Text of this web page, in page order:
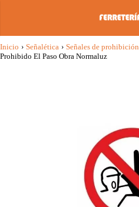
Inicio › Señalética › Señales de prohibición
Prohibido El Paso Obra Normaluz